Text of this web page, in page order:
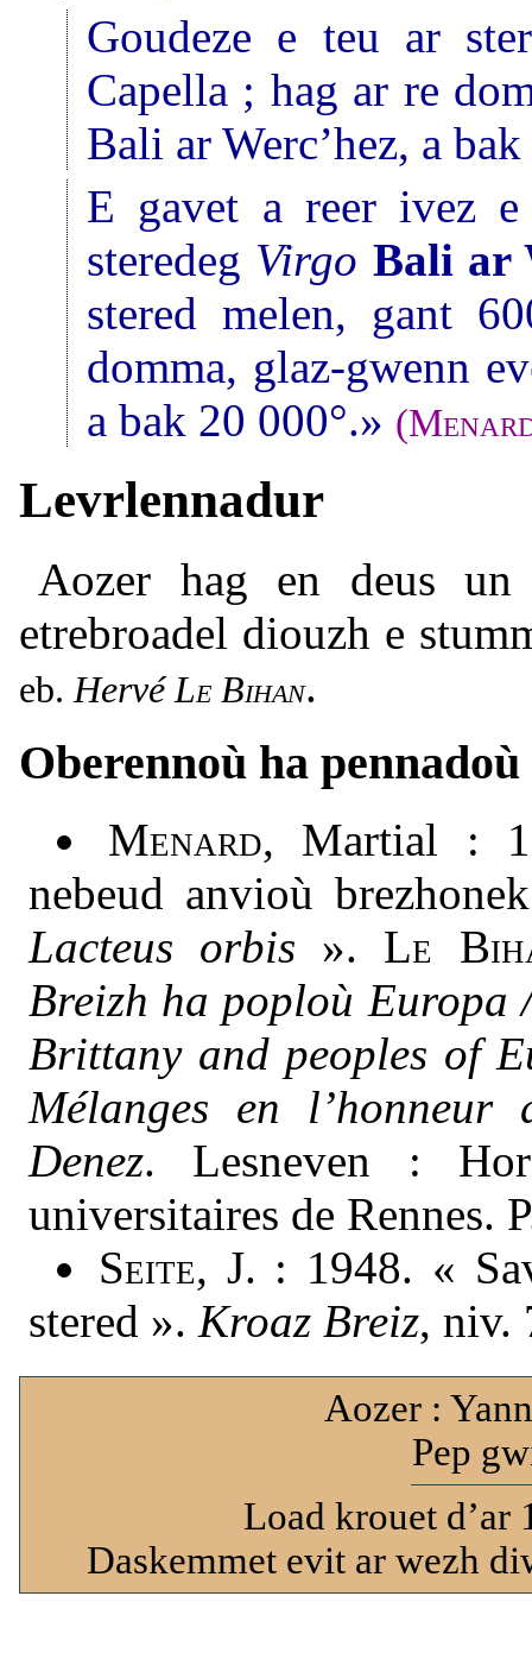
Goudeze e teu ar
Capella ; hag ar re
Bali ar Werc’hez, a
E gavet a reer ivez
steredeg Virgo Bali ar
stered melen, gant
domma, glaz-gwenn
a bak 20 000°.» (
Levrlennadur
Aozer hag en deus
etrebroadel diouzh e
Hervé Le Bihan.
Oberennoù ha pennadoù
Menard, Martial :
nebeud anvioù
Lacteus orbis ». Le
Breizh ha poploù Europa
Brittany and peoples of
Mélanges en
Denez. Lesneven :
universitaires de Rennes.
Seite, J. : 1948. «
stered ». Kroaz Breiz, niv.
Aozer :
Pep
Load krouet d’ar
Daskemmet evit ar wezh